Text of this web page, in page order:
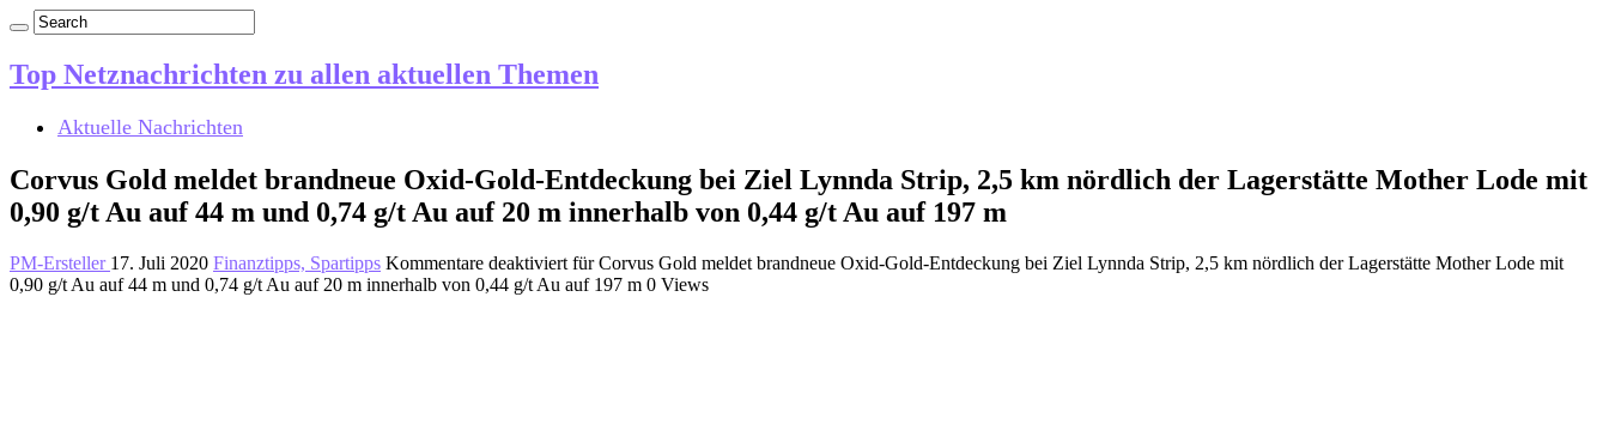
Top Netznachrichten zu allen aktuellen Themen
Aktuelle Nachrichten
Corvus Gold meldet brandneue Oxid-Gold-Entdeckung bei Ziel Lynnda Strip, 2,5 km nördlich der Lagerstätte Mother Lode mit
0,90 g/t Au auf 44 m und 0,74 g/t Au auf 20 m innerhalb von 0,44 g/t Au auf 197 m
PM-Ersteller 17. Juli 2020 Finanztipps, Spartipps Kommentare deaktiviert für Corvus Gold meldet brandneue Oxid-Gold-Entdeckung bei Ziel Lynnda Strip, 2,5 km nördlich der Lagerstätte Mother Lode mit
0,90 g/t Au auf 44 m und 0,74 g/t Au auf 20 m innerhalb von 0,44 g/t Au auf 197 m 0 Views